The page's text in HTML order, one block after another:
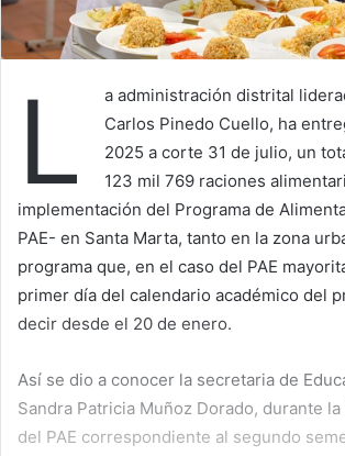
L
a administración distrital
Carlos Pinedo Cuello, ha
2025 a corte 31 de julio, un
123 mil 769 raciones
implementación del Programa de
PAE- en Santa Marta, tanto en la zona
programa que, en el caso del PAE
primer día del calendario académico del
decir desde el 20 de enero.
Así se dio a conocer la secretaria de
Sandra Patricia Muñoz Dorado, durante
del PAE correspondiente al segundo